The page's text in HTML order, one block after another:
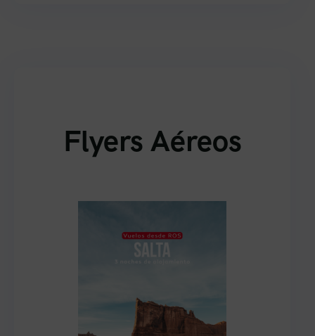
Flyers Aéreos